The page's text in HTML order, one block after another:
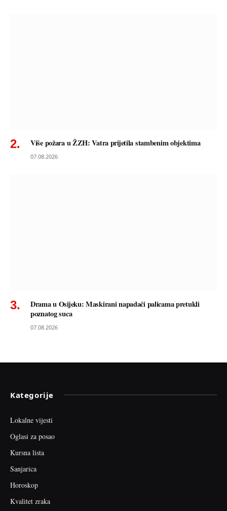
Više požara u ŽZH: Vatra prijetila stambenim objektima
07.08.2026
Drama u Osijeku: Maskirani napadači palicama pretukli
poznatog suca
07.08.2026
Kategorije
Lokalne vijesti
Oglasi za posao
Kursna lista
Sanjarica
Horoskop
Kvalitet zraka